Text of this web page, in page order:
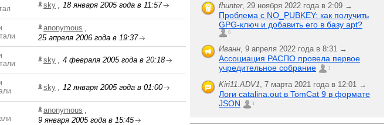
sky , 18 января 2005 года в 11:57
anonymous ,
25 апреля 2006 года в 19:37
sky , 4 февраля 2005 года в 20:18
sky , 12 января 2005 года в 01:00
anonymous ,
9 января 2005 года в 15:45
fhunter, 29 ноября 2022 года в 2:09 →
Проблема с NO_PUBKEY: как получить
GPG-ключ и добавить его в базу apt?
6
Иванн, 9 апреля 2022 года в 8:31 →
Ассоциация РАСПО провела первое
учредительное собрание
1
Kiri11.ADV1, 7 марта 2021 года в 12:01 →
Логи catalina.out в TomCat 9 в формате
JSON
1